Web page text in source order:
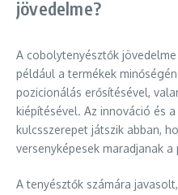
jövedelme?
A cobolytenyésztők
például a termékek
pozicionálás erősítésével,
kiépítésével. Az innováció és
kulcsszerepet játszik abban,
versenyképesek maradjanak a
A tenyésztők számára